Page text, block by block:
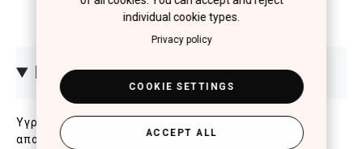
ΠΕΡΙΓΡΑΦΗ
Υγρό κραγιόν νέας γενιάς για το απόλυτο ματ
αποτέλεσμα. Με προηγμένη σύνθεση και κλινικά
individual cookie types.
Privacy policy
COOKIE SETTINGS
ACCEPT ALL